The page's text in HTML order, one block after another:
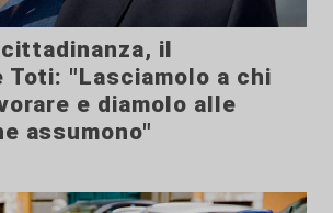
il
Toti: "Lasciamolo a chi
e diamolo alle
assumono"